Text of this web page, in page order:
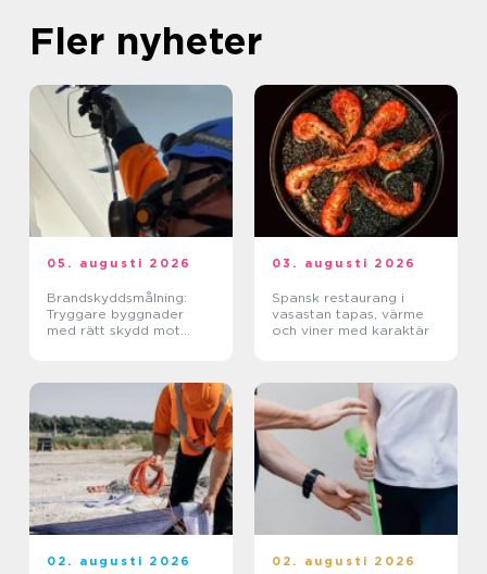
Fler nyheter
05. augusti 2026
Brandskyddsmålning:
Tryggare byggnader
med rätt skydd mot
03. augusti 2026
Spansk restaurang i
vasastan tapas, värme
och viner med karaktär
02. augusti 2026 02. augusti 2026